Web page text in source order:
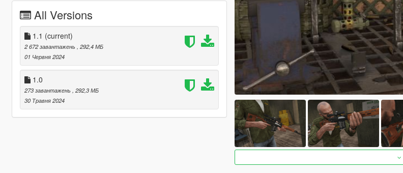
All Versions
1.1 (current)
2 672 завантажень
, 292,4 МБ
01 Червня 2024
1.0
273 завантажень
, 292,3 МБ
30 Травня 2024